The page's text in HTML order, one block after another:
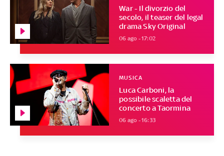
War - Il divorzio del
secolo, il teaser del legal
drama Sky Original
06 ago - 17:02
Luca Carboni, la
possibile scaletta del
concerto a Taormina
MUSICA
06 ago - 16:33